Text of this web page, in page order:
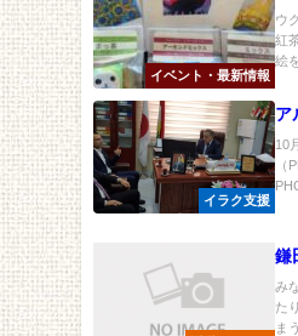
イベント・最新情報
ウ
紅
絵
イラク支援
ア
10
（
鎌
み
た
ま